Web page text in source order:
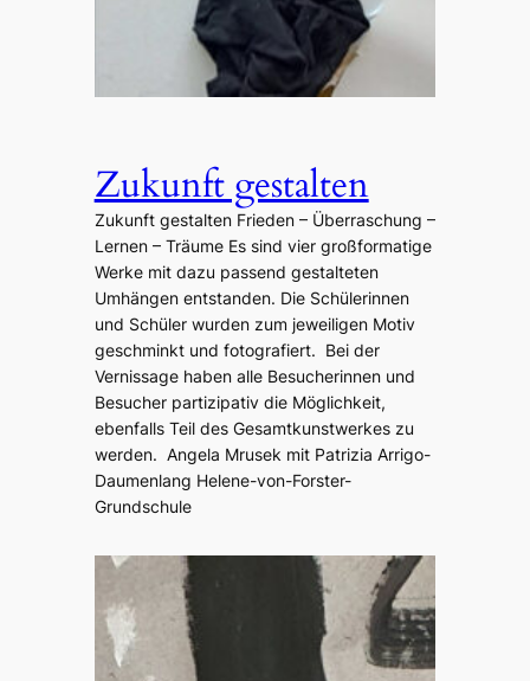
Zukunft gestalten
Zukunft gestalten Frieden – Überraschung –
Lernen – Träume Es sind vier großformatige
Werke mit dazu passend gestalteten
Umhängen entstanden. Die Schülerinnen
und Schüler wurden zum jeweiligen Motiv
geschminkt und fotografiert. Bei der
Vernissage haben alle Besucherinnen und
Besucher partizipativ die Möglichkeit,
ebenfalls Teil des Gesamtkunstwerkes zu
werden. Angela Mrusek mit Patrizia Arrigo-
Daumenlang Helene-von-Forster-
Grundschule